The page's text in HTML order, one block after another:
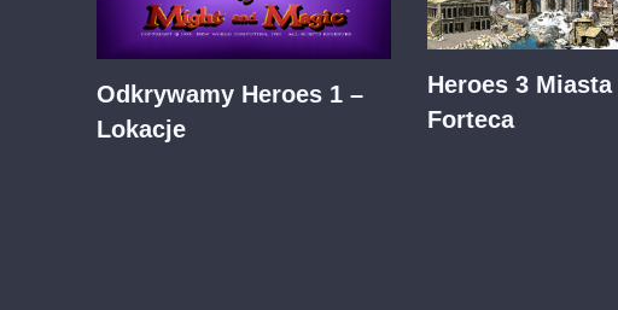
Odkrywamy Heroes 1 –
Lokacje
Heroes 3 Miasta
Forteca